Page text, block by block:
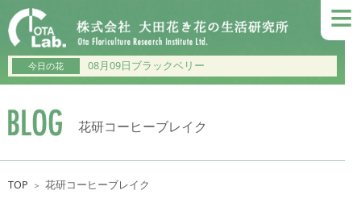
≡
今日の花 08月09日ブラックベリー
花研コーヒーブレイク
TOP ＞ 花研コーヒーブレイク